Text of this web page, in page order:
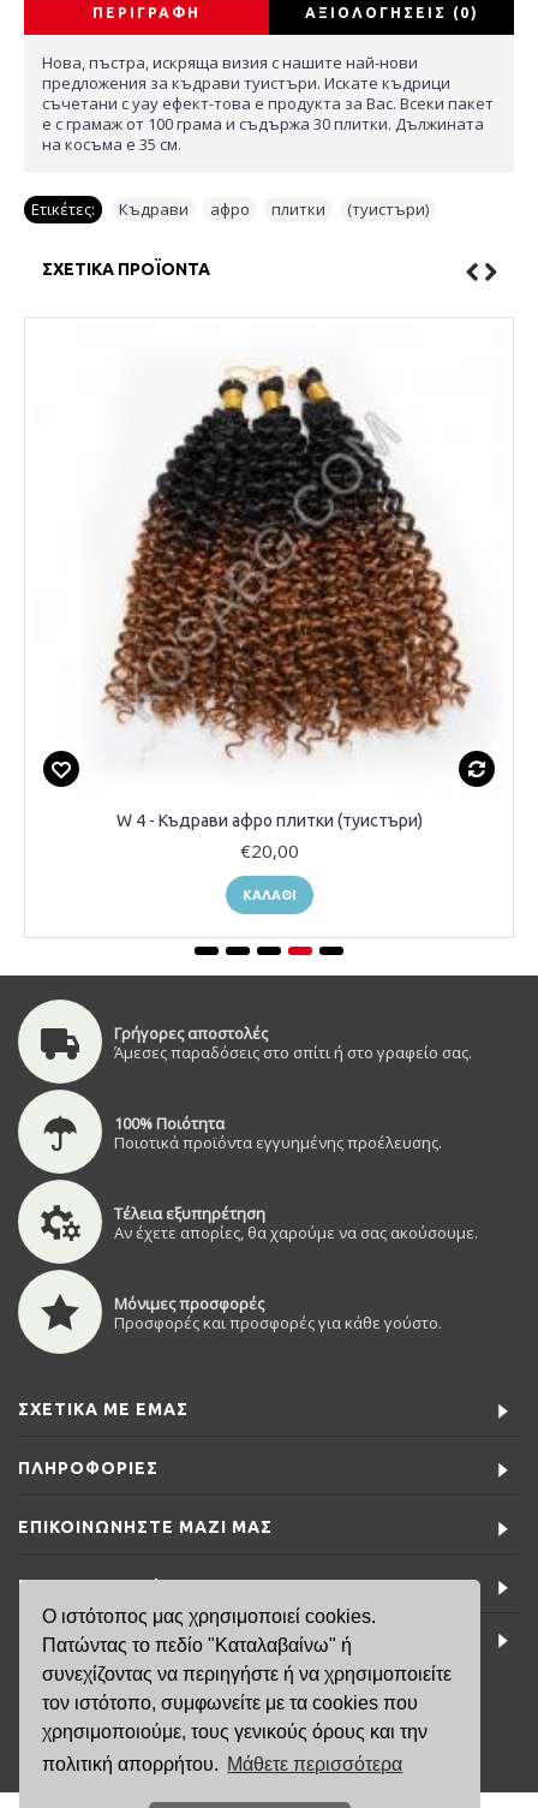
Ο ιστότοπος μας χρησιμοποιεί cookies.
Πατώντας το πεδίο "Καταλαβαίνω" ή
συνεχίζοντας να περιηγήστε ή να χρησιμοποιείτε
τον ιστότοπο, συμφωνείτε με τα cookies που
χρησιμοποιούμε, τους γενικούς όρους και την
πολιτική απορρήτου. Μάθετε περισσότερα
ΠΕΡΙΓΡΑΦΉ ΑΞΙΟΛΟΓΉΣΕΙΣ (0)
Нова, пъстра, искряща визия с нашите най-нови
предложения за къдрави туистъри. Искате къдрици
съчетани с уау ефект-това е продукта за Вас. Всеки пакет
е с грамаж от 100 грама и съдържа 30 плитки. Дължината
на косъма е 35 см.
Ετικέτες: Къдрави афро плитки (туистъри)
ΣΧΕΤΙΚΆ ΠΡΟΪΌΝΤΑ
W 4 - Къдрави афро плитки (туистъри)
€20,00
ΚΑΛΆΘΙ
Γρήγορες αποστολές
Άμεσες παραδόσεις στο σπίτι ή στο γραφείο σας.
100% Ποιότητα
Ποιοτικά προϊόντα εγγυημένης προέλευσης.
Τέλεια εξυπηρέτηση
Αν έχετε απορίες, θα χαρούμε να σας ακούσουμε.
Μόνιμες προσφορές
Προσφορές και προσφορές για κάθε γούστο.
ΣΧΕΤΙΚΆ ΜΕ ΕΜΆΣ
ΠΛΗΡΟΦΟΡΊΕΣ
ΕΠΙΚΟΙΝΩΝΉΣΤΕ ΜΑΖΊ ΜΑΣ
ΕΙΔΙΚΈΣ ΠΡΟΣΦΟΡΈΣ
ΤΕΛΕΥΤΑΊΑ ΝΈΑ
6981791141